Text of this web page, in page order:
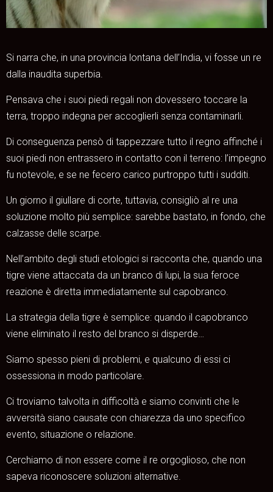
Si narra che, in una provincia lontana dell’India, vi fosse un re
dalla inaudita superbia.
Pensava che i suoi piedi regali non dovessero toccare la
terra, troppo indegna per accoglierli senza contaminarli.
Di conseguenza pensò di tappezzare tutto il regno affinché i
suoi piedi non entrassero in contatto con il terreno: l’impegno
fu notevole, e se ne fecero carico purtroppo tutti i sudditi.
Un giorno il giullare di corte, tuttavia, consigliò al re una
soluzione molto più semplice: sarebbe bastato, in fondo, che
calzasse delle scarpe.
Nell’ambito degli studi etologici si racconta che, quando una
tigre viene attaccata da un branco di lupi, la sua feroce
reazione è diretta immediatamente sul capobranco.
La strategia della tigre è semplice: quando il capobranco
viene eliminato il resto del branco si disperde…
Siamo spesso pieni di problemi, e qualcuno di essi ci
ossessiona in modo particolare.
Ci troviamo talvolta in difficoltà e siamo convinti che le
avversità siano causate con chiarezza da uno specifico
evento, situazione o relazione.
Cerchiamo di non essere come il re orgoglioso, che non
sapeva riconoscere soluzioni alternative.